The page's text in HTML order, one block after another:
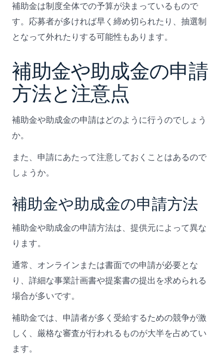
補助金は制度全体での予算が決まっているもので
す。応募者が多ければ早く締め切られたり、抽選制
となって外れたりする可能性もあります。
補助金や助成金の申請
方法と注意点
補助金や助成金の申請はどのように行うのでしょう
か。
また、申請にあたって注意しておくことはあるので
しょうか。
補助金や助成金の申請方法
補助金や助成金の申請方法は、提供元によって異な
ります。
通常、オンラインまたは書面での申請が必要とな
り、詳細な事業計画書や提案書の提出を求められる
場合が多いです。
補助金では、申請者が多く受給するための競争が激
しく、厳格な審査が行われるものが大半を占めてい
ます。